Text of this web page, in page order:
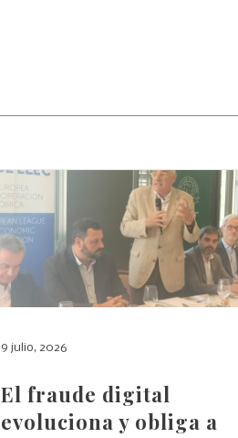
9 julio, 2026
El fraude digital
evoluciona y obliga a